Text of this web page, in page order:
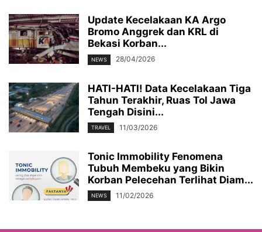
Update Kecelakaan KA Argo
Bromo Anggrek dan KRL di
Bekasi Korban...
NEWS 28/04/2026
HATI-HATI! Data Kecelakaan Tiga
Tahun Terakhir, Ruas Tol Jawa
Tengah Disini...
TRAVEL 11/03/2026
Tonic Immobility Fenomena
Tubuh Membeku yang Bikin
Korban Pelecehan Terlihat Diam...
NEWS 11/02/2026